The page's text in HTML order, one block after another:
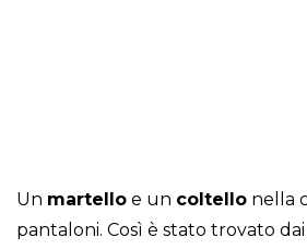
Un martello e un coltello nella
pantaloni. Così è stato trovato dai